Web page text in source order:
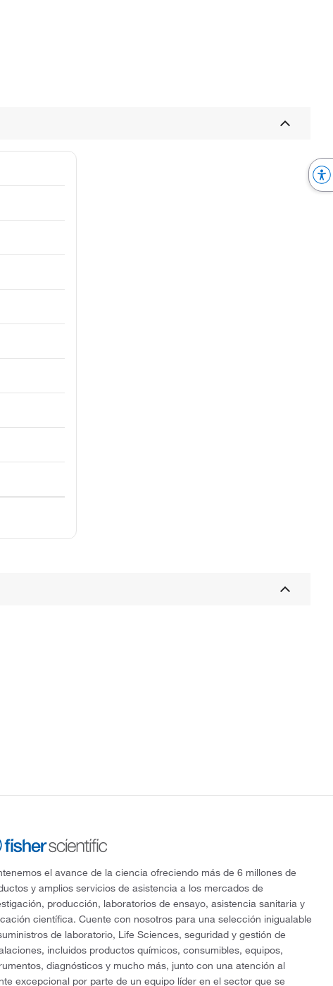
el avance de la ciencia ofreciendo más de 6 millones de
y amplios servicios de asistencia a los mercados de
producción, laboratorios de ensayo, asistencia sanitaria y
científica. Cuente con nosotros para una selección inigualable
de laboratorio, Life Sciences, seguridad y gestión de
incluidos productos químicos, consumibles, equipos,
diagnósticos y mucho más, junto con una atención al
excepcional por parte de un equipo líder en el sector que se